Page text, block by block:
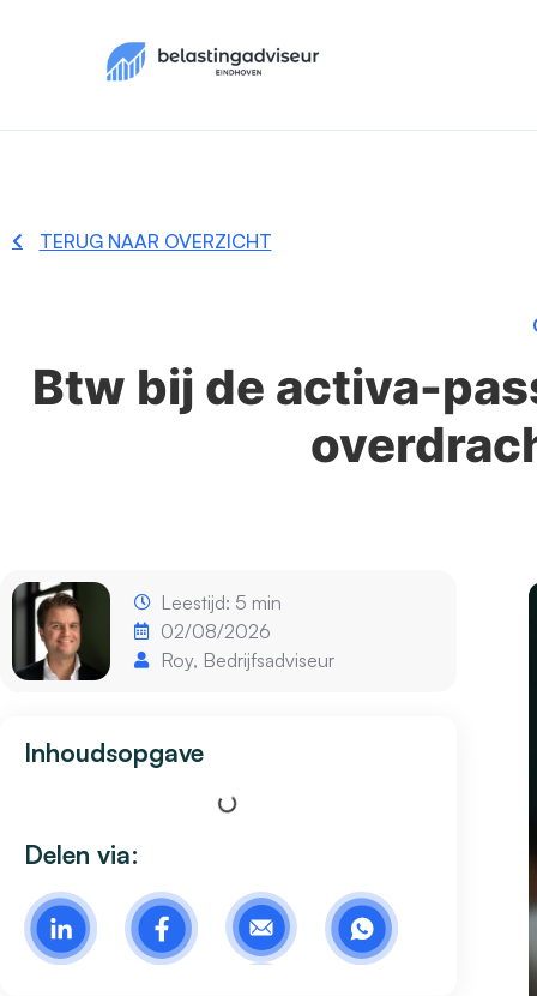
TERUG NAAR OVERZICHT
Btw bij de activa-
Leestijd: 5 min
02/08/2026
Roy, Bedrijfsadviseur
Inhoudsopgave
Delen via: